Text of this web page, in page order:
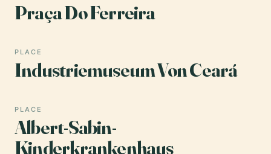
Praça Do Ferreira
PLACE
Industriemuseum Von Ceará
PLACE
Albert-Sabin-
Kinderkrankenhaus